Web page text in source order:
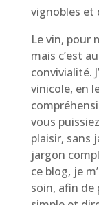
vignobles et
Le vin, pour
mais c’est
convivialité.
vinicole, en
vous
plaisir, sans
jargon
ce blog, je
soin, afin de